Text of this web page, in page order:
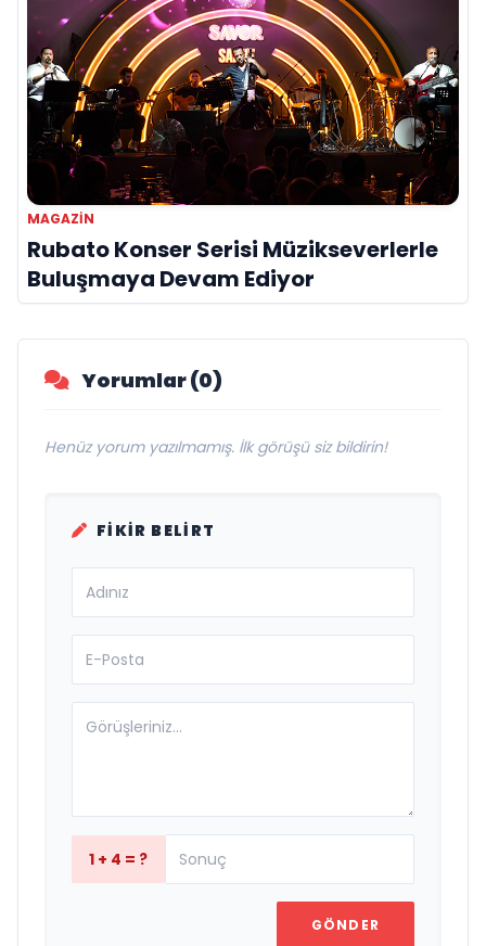
MAGAZIN
Rubato Konser Serisi Müzikseverlerle
Buluşmaya Devam Ediyor
Yorumlar (0)
Henüz yorum yazılmamış. İlk görüşü siz bildirin!
FIKIR BELIRT
1 + 4 = ?
GÖNDER